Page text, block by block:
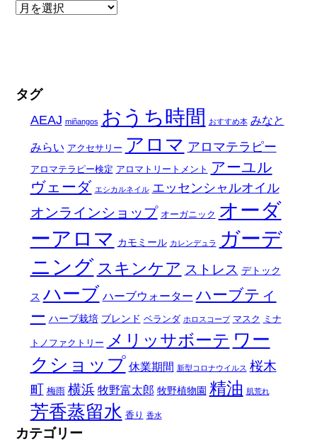
タグ
AEAJ miñangos おうち時間 おすすめ本 みなと
みらい アクセサリー アロマ アロマテラピー
アロマテラピー検定 アロマトリートメント アーユル
ヴェーダ エシカルネイル エッセンシャルオイル
オンラインショップ オーガニック オーダ
ーアロマ カモミール カレンデュラ
ガーデ
ニング スキンケア ストレス デトック
ス ハーブ ハーブウォーター ハーブティ
ー ハーブ栽培 ブレンド ベランダ ホロスコープ マスク ミナ
トノファクトリー メリッサボーテ ワー
クショップ 休業期間 新型コロナウイルス 桜木
町 梅雨 横浜 牧野富太郎 牧野植物園 精油 肌荒れ
芳香蒸留水 香り 香水
カテゴリー